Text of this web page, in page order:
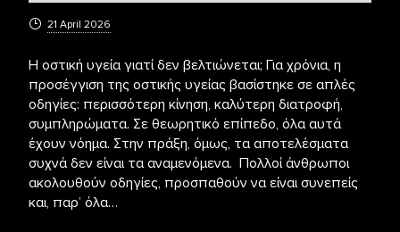
21 April 2026
Η οστική υγεία γιατί δεν βελτιώνεται; Για χρόνια, η
προσέγγιση της οστικής υγείας βασίστηκε σε απλές
οδηγίες: περισσότερη κίνηση, καλύτερη διατροφή,
συμπληρώματα. Σε θεωρητικό επίπεδο, όλα αυτά
έχουν νόημα. Στην πράξη, όμως, τα αποτελέσματα
συχνά δεν είναι τα αναμενόμενα. Πολλοί άνθρωποι
ακολουθούν οδηγίες, προσπαθούν να είναι συνεπείς
και, παρ’ όλα…